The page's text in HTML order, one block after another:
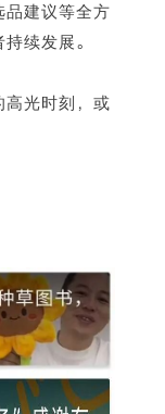
建议等全方
续发展。
光时刻，或